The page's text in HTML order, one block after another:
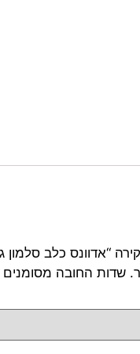
כלב סלמון גור 12 ק"ג
שדות החובה מסומנים